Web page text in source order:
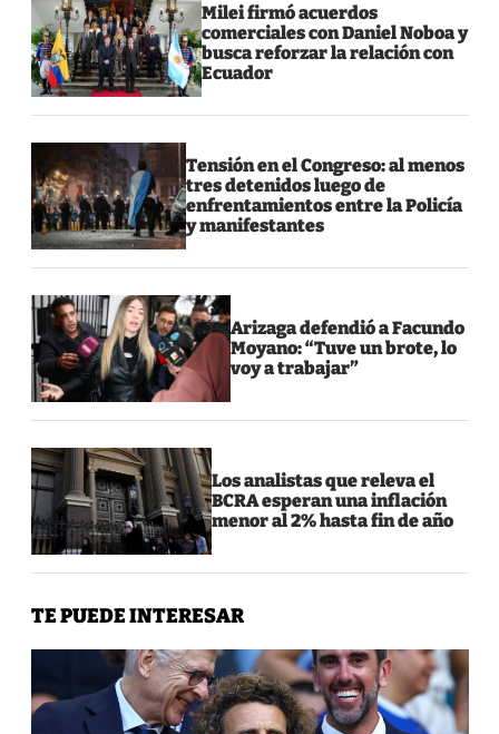
Milei firmó acuerdos
comerciales con Daniel Noboa y
busca reforzar la relación con
Ecuador
Tensión en el Congreso: al menos
tres detenidos luego de
enfrentamientos entre la Policía
y manifestantes
Arizaga defendió a Facundo
Moyano: “Tuve un brote, lo
voy a trabajar”
Los analistas que releva el
BCRA esperan una inflación
menor al 2% hasta fin de año
TE PUEDE INTERESAR